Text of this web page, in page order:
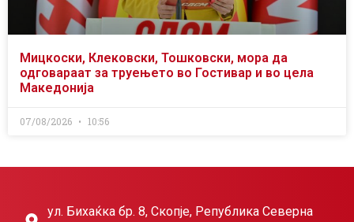
Мицкоски, Клековски, Тошковски, мора да
одговараат за труењето во Гостивар и во цела
Македонија
07/08/2026 10:56
ул. Бихаќка бр. 8, Скопје, Република Северна